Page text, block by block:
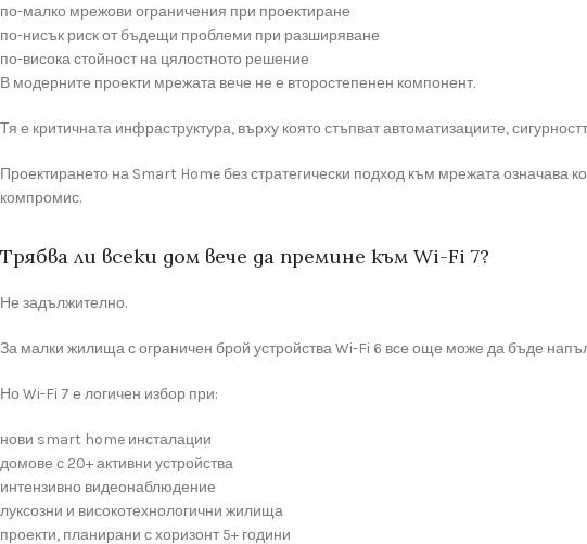
по-малко мрежови ограничения при проектиране
по-нисък риск от бъдещи проблеми при разширяване
по-висока стойност на цялостното решение
В модерните проекти мрежата вече не е второстепенен компонент.
Тя е критичната инфраструктура, върху която стъпват автоматизациите,
Проектирането на Smart Home без стратегически подход към мрежата означава
компромис.
Трябва ли всеки дом вече да премине към Wi-Fi 7?
Не задължително.
За малки жилища с ограничен брой устройства Wi-Fi 6 все още може да бъде
Но Wi-Fi 7 е логичен избор при:
нови smart home инсталации
домове с 20+ активни устройства
интензивно видеонаблюдение
луксозни и високотехнологични жилища
проекти, планирани с хоризонт 5+ години